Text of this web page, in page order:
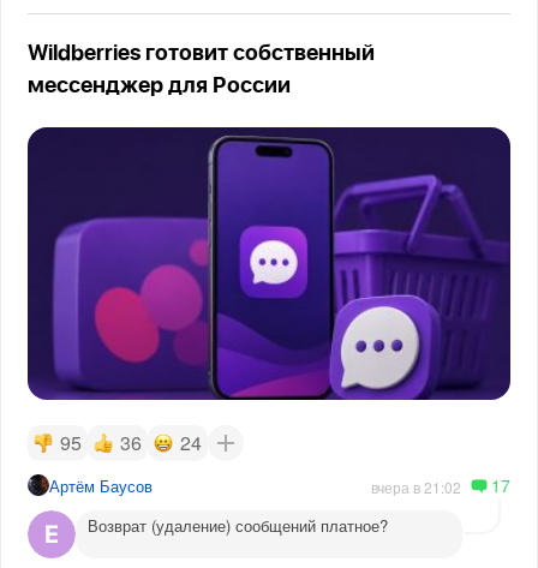
Wildberries готовит собственный
мессенджер для России
95 36 24
Артём Баусов вчера в 21:02 17
Возврат (удаление) сообщений платное?